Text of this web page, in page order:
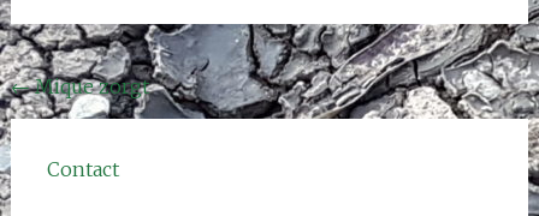
Bericht
navigatie
←Mique zorgt
Contact